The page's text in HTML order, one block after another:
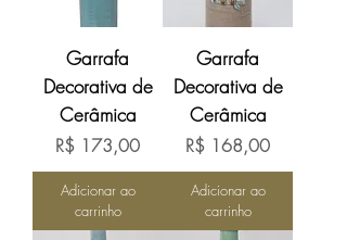
Garrafa
Decorativa de
Cerâmica
Preço
R$ 173,00
Adicionar ao
carrinho
Garrafa
Decorativa de
Cerâmica
Preço
R$ 168,00
Adicionar ao
carrinho